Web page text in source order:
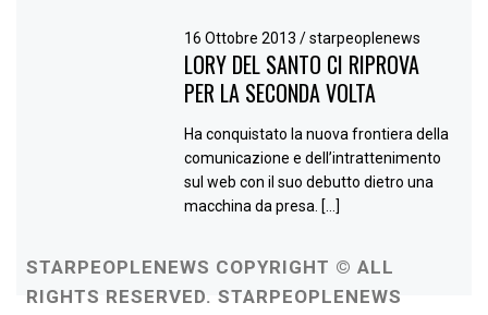
16 Ottobre 2013/ starpeoplenews
LORY DEL SANTO CI RIPROVA
PER LA SECONDA VOLTA
Ha conquistato la nuova frontiera della
comunicazione e dell’intrattenimento
sul web con il suo debutto dietro una
macchina da presa. […]
STARPEOPLENEWS COPYRIGHT © ALL
RIGHTS RESERVED. STARPEOPLENEWS